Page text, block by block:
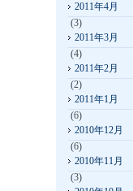
2011年4月
(3)
2011年3月
(4)
2011年2月
(2)
2011年1月
(6)
2010年12月
(6)
2010年11月
(3)